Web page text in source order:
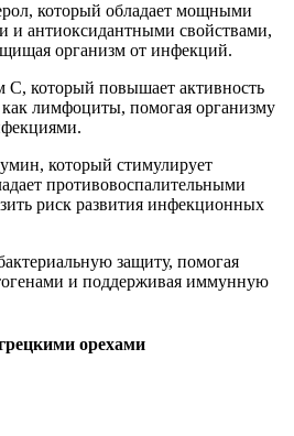
который обладает мощными
и антиоксидантными свойствами,
организм от инфекций.
который повышает активность
лимфоциты, помогая организму
который стимулирует
противовоспалительными
риск развития инфекционных
защиту, помогая
и поддерживая иммунную
орехами